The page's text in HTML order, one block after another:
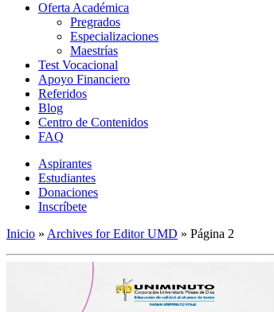
Oferta Académica
Pregrados
Especializaciones
Maestrías
Test Vocacional
Apoyo Financiero
Referidos
Blog
Centro de Contenidos
FAQ
Aspirantes
Estudiantes
Donaciones
Inscríbete
Inicio » Archives for Editor UMD » Página 2